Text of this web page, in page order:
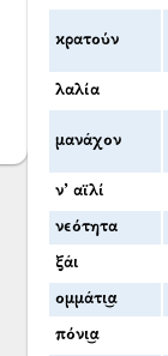
κρατούν
λαλία
μανάχον
ν’ αϊλί
νεότητα
ξάι
ομμάτι͜α
πόνι͜α